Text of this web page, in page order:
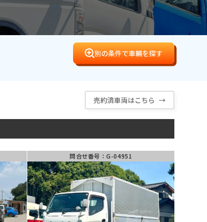
別の条件で車輛を探す
アームロール･フックロール キャリアカー･ローダー
バス ベース車輛･その他
売約済車両はこちら
問合せ番号：G-04951